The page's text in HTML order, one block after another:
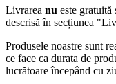
otel,
9
buc
Livrarea nu este gratuită
descrisă în secțiunea
Produsele noastre sunt
ce face ca durata de
lucrătoare începând cu